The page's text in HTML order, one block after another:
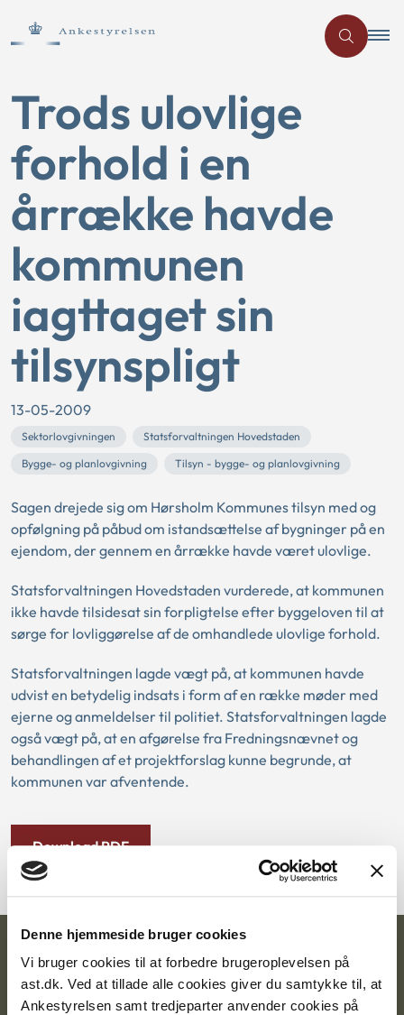
Denne hjemmeside bruger cookies
Vi bruger cookies til at forbedre brugeroplevelsen på
ast.dk. Ved at tillade alle cookies giver du samtykke til, at
Ankestyrelsen samt tredjeparter anvender cookies på
Trods ulovlige
forhold i en
årrække havde
kommunen
iagttaget sin
tilsynspligt
13-05-2009
Sektorlovgivningen
Statsforvaltningen Hovedstaden
Bygge- og planlovgivning
Tilsyn - bygge- og planlovgivning
Sagen drejede sig om Hørsholm Kommunes tilsyn med og
opfølgning på påbud om istandsættelse af bygninger på en
ejendom, der gennem en årrække havde været ulovlige.
Statsforvaltningen Hovedstaden vurderede, at kommunen
ikke havde tilsidesat sin forpligtelse efter byggeloven til at
sørge for lovliggørelse af de omhandlede ulovlige forhold.
Statsforvaltningen lagde vægt på, at kommunen havde
udvist en betydelig indsats i form af en række møder med
ejerne og anmeldelser til politiet. Statsforvaltningen lagde
også vægt på, at en afgørelse fra Fredningsnævnet og
behandlingen af et projektforslag kunne begrunde, at
kommunen var afventende.
Download PDF
Ankestyrelsen
Postadresse: